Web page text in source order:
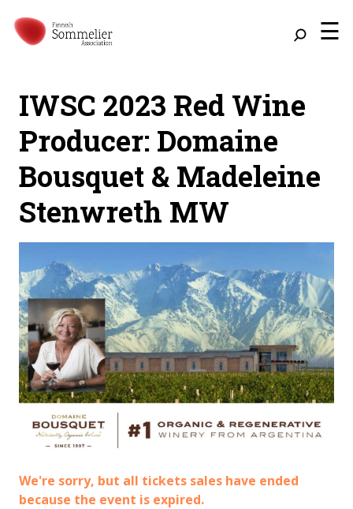
☰
IWSC 2023 Red Wine
Producer: Domaine
Bousquet & Madeleine
Stenwreth MW
We're sorry, but all tickets sales have ended
because the event is expired.